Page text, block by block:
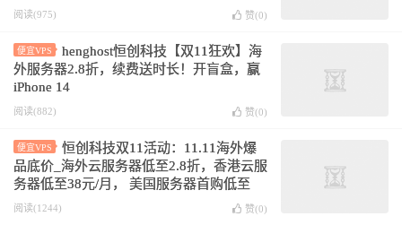
阅读(975) 赞(0)
便宜VPS
henghost恒创科技【双11狂欢】海
外服务器2.8折，续费送时长！开盲盒，赢
iPhone 14
阅读(882) 赞(0)
便宜VPS
恒创科技双11活动：11.11海外爆
品底价_海外云服务器低至2.8折，香港云服
务器低至38元/月， 美国服务器首购低至
700元/月
阅读(1244) 赞(0)